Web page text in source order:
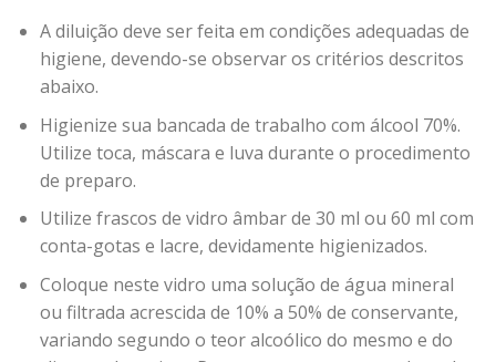
A diluição deve ser feita em condições adequadas de
higiene, devendo-se observar os critérios descritos
abaixo.
Higienize sua bancada de trabalho com álcool 70%.
Utilize toca, máscara e luva durante o procedimento
de preparo.
Utilize frascos de vidro âmbar de 30 ml ou 60 ml com
conta-gotas e lacre, devidamente higienizados.
Coloque neste vidro uma solução de água mineral
ou filtrada acrescida de 10% a 50% de conservante,
variando segundo o teor alcoólico do mesmo e do